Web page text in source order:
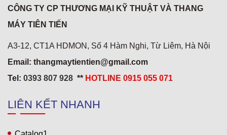
Viện chiến lược
Khách sạn 5* Hải Yến 3
CÔNG TY CP THƯƠNG MẠI KỸ THUẬT VÀ THANG
MÁY TIÊN TIẾN
A3-12, CT1A HDMON, Số 4 Hàm Nghi, Từ Liêm, Hà Nội
Email: thangmaytientien@gmail.com
Tel: 0393 807 928 ** HOTLINE 0915 055 071
LIÊN KẾT NHANH